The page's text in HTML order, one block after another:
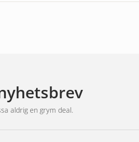
aldrig en grym deal.